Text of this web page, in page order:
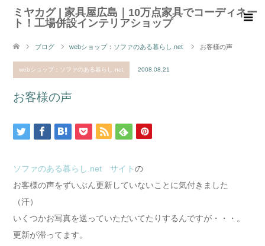
ミヤカグ | 家具屋広島｜10万点家具でコーディネー
ト！工場併設インテリアショップ
ブログ webショップ：ソファのある暮らし.net お客様の声
webショップ：ソファのある暮らし.net 2008.08.21
お客様の声
ソファのある暮らし.net サイトの
お客様の声をずいぶん更新していないことに気付きました
（汗）
いくつかお写真を送っていただいてたりするんですが・・・。
更新が滞ってます。